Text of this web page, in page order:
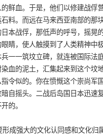
鲜血。于是，他们以修建战俘
料。而远在马来西亚南部的那
本战俘，那低声的呼号，摇晃
睛，使人触摸到了人类精神中
一一筑坟立碑，就连被国际法
血的泥土，汇集起来到这个坟
令似的。你在愤慨这个崇尚军
自摇头。二战后岛国日本迅速
的。
形成强大的文化认同感和文化归